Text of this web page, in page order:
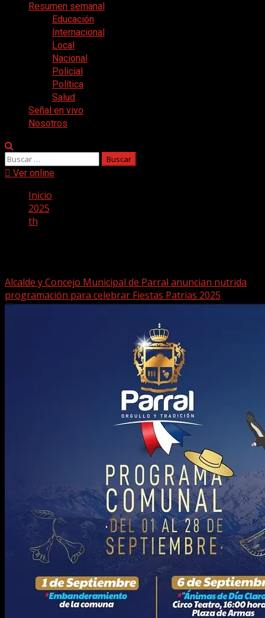
Resumen semanal
Educación
Internacional
Local
Nacional
Policial
Política
Salud
Señal en vivo
Nosotros
Buscar:
Ver online
Inicio
2025
th
Alcalde y Concejo Municipal de Parral anuncian nutrida
programación para celebrar Fiestas Patrias 2025